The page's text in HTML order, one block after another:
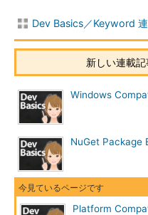
Dev Basics／Keyword
新しい連載
Windows
NuGet Package
Platform